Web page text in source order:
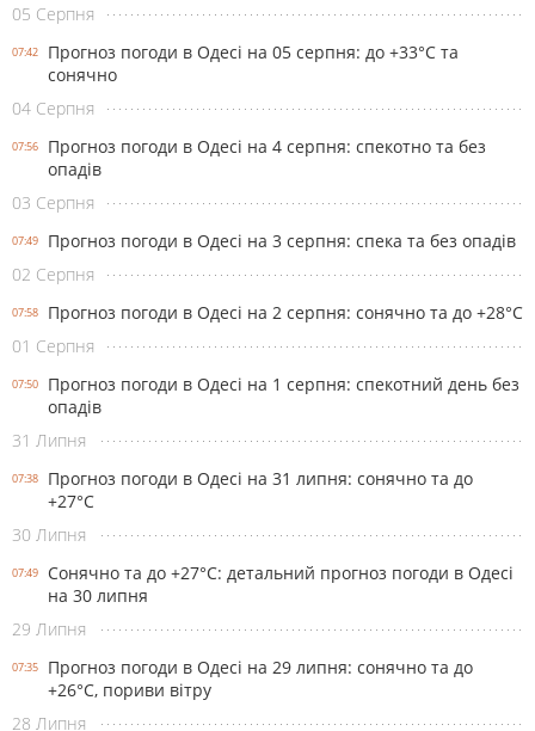
05 Серпня
07:42
Прогноз погоди в Одесі на 05 серпня: до +33°С та
сонячно
04 Серпня
07:56
Прогноз погоди в Одесі на 4 серпня: спекотно та без
опадів
03 Серпня
07:49
Прогноз погоди в Одесі на 3 серпня: спека та без опадів
02 Серпня
07:58
Прогноз погоди в Одесі на 2 серпня: сонячно та до +28°С
01 Серпня
07:50
Прогноз погоди в Одесі на 1 серпня: спекотний день без
опадів
31 Липня
07:38
Прогноз погоди в Одесі на 31 липня: сонячно та до
+27°С
30 Липня
07:49
Сонячно та до +27°С: детальний прогноз погоди в Одесі
на 30 липня
29 Липня
07:35
Прогноз погоди в Одесі на 29 липня: сонячно та до
+26°С, пориви вітру
28 Липня